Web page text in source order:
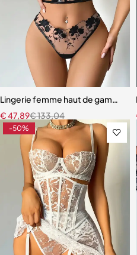
Lingerie femme haut de gamme
€133,04
€47,89
-50%